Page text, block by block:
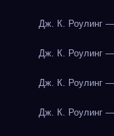
Дж. К. Роулинг —
Дж. К. Роулинг —
Дж. К. Роулинг —
Дж. К. Роулинг —